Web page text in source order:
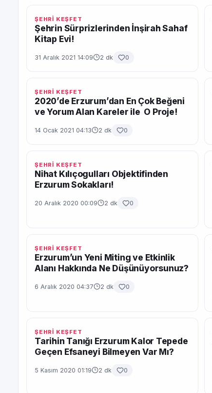
ŞEHRİ KEŞFET
Şehrin Sürprizlerinden İnşirah Sahaf
Kitap Evi!
31 Aralık 2021 14:09 2 dk 0
ŞEHRİ KEŞFET
2020’de Erzurum’dan En Çok Beğeni
ve Yorum Alan Kareler ile O Proje!
14 Ocak 2021 04:13 2 dk 0
ŞEHRİ KEŞFET
Nihat Kılıçogulları Objektifinden
Erzurum Sokakları!
20 Aralık 2020 00:09 2 dk 0
ŞEHRİ KEŞFET
Erzurum’un Yeni Miting ve Etkinlik
Alanı Hakkında Ne Düşünüyorsunuz?
6 Aralık 2020 04:37 2 dk 0
ŞEHRİ KEŞFET
Tarihin Tanığı Erzurum Kalor Tepede
Geçen Efsaneyi Bilmeyen Var Mı?
5 Kasım 2020 01:19 2 dk 0